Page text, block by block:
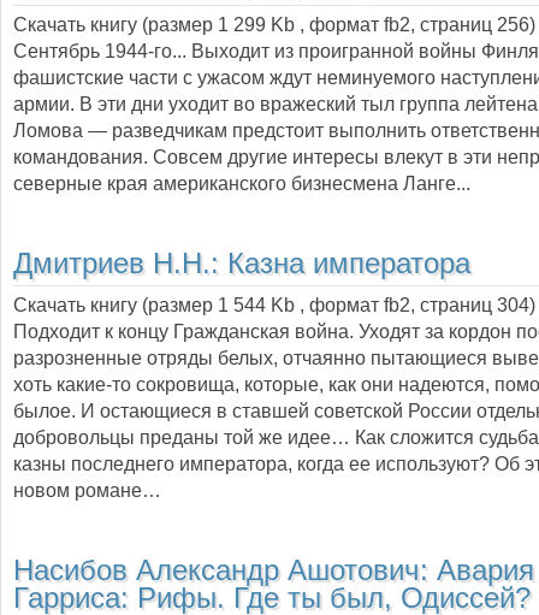
Скачать книгу (размер 1 299 Kb , формат fb2, страниц 256
Сентябрь 1944-го... Выходит из проигранной войны
фашистские части с ужасом ждут неминуемого
армии. В эти дни уходит во вражеский тыл группа
Ломова — разведчикам предстоит выполнить
командования. Совсем другие интересы влекут в эти
северные края американского бизнесмена Ланге...
Дмитриев Н.Н.: Казна императора
Скачать книгу (размер 1 544 Kb , формат fb2, страниц 304
Подходит к концу Гражданская война. Уходят за кордон
разрозненные отряды белых, отчаянно пытающиеся
хоть какие-то сокровища, которые, как они надеются,
былое. И остающиеся в ставшей советской России
добровольцы преданы той же идее… Как сложится
казны последнего императора, когда ее используют? Об
новом романе…
Насибов Александр Ашотович:
Гарриса: Рифы. Где ты был, Одиссей?